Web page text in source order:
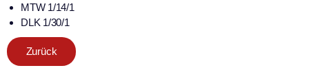
MTW 1/14/1
DLK 1/30/1
Zurück